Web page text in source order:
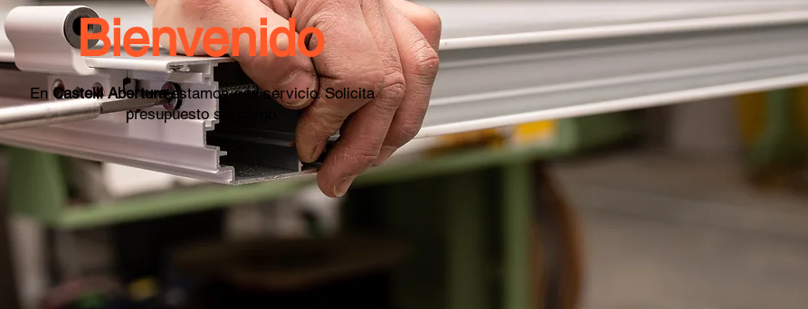
Bienvenido
En Castelli Aberturaestamos a tu servicio. Solicita
presupuesto sin cargo.